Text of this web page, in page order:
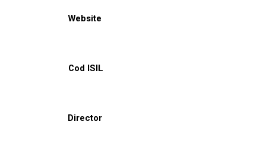
Website
Cod ISIL
Director